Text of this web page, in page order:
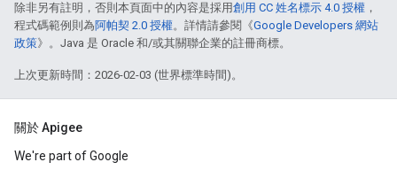
除非另有註明，否則本頁面中的內容是採用創用 CC 姓名標示 4.0 授權 ，
程式碼範例則為阿帕契 2.0 授權。詳情請參閱《Google Developers 網站
政策》。Java 是 Oracle 和/或其關聯企業的註冊商標。
上次更新時間：2026-02-03 (世界標準時間)。
關於 Apigee
We're part of Google